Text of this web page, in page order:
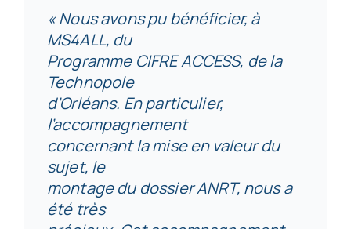
« Nous avons pu bénéficier, à
MS4ALL, du
Programme CIFRE ACCESS, de la
Technopole
d’Orléans. En particulier,
l’accompagnement
concernant la mise en valeur du
sujet, le
montage du dossier ANRT, nous a
été très